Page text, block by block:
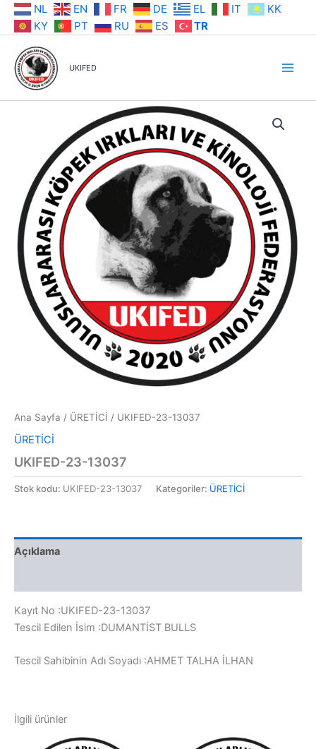
İçeriğe NL EN FR DE EL IT
KK
KY
PT RU ES TR
UKIFED
Ana Sayfa / ÜRETİCİ / UKIFED-23-13037
ÜRETİCİ
UKIFED-23-13037
Stok kodu: UKIFED-23-13037 Kategoriler: ÜRETİCİ
Açıklama
Kayıt No :UKIFED-23-13037
Tescil Edilen İsim :DUMANTİST BULLS
Tescil Sahibinin Adı Soyadı :AHMET TALHA İLHAN
İlgili ürünler